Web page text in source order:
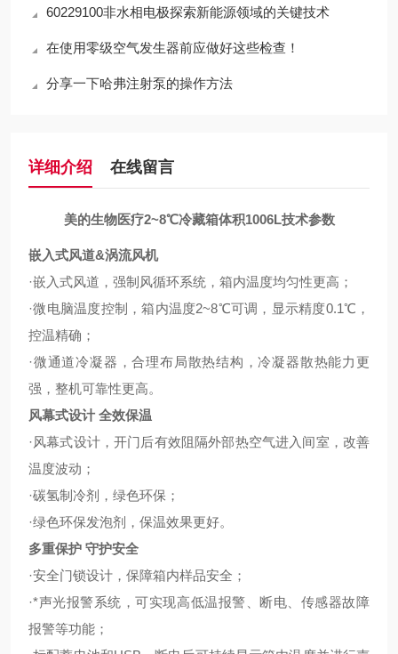
60229100非水相电极探索新能源领域的关键技术
在使用零级空气发生器前应做好这些检查！
分享一下哈弗注射泵的操作方法
详细介绍 在线留言
美的生物医疗2~8℃冷藏箱体积1006L技术参数
嵌入式风道&涡流风机
·嵌入式风道，强制风循环系统，箱内温度均匀性更高；
·微电脑温度控制，箱内温度2~8℃可调，显示精度0.1℃，
控温精确；
·微通道冷凝器，合理布局散热结构，冷凝器散热能力更
强，整机可靠性更高。
风幕式设计 全效保温
·风幕式设计，开门后有效阻隔外部热空气进入间室，改善
温度波动；
·碳氢制冷剂，绿色环保；
·绿色环保发泡剂，保温效果更好。
多重保护 守护安全
·安全门锁设计，保障箱内样品安全；
·*声光报警系统，可实现高低温报警、断电、传感器故障
报警等功能；